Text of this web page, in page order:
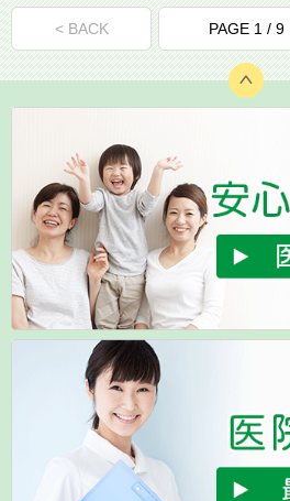
< BACK PAGE 1 / 9